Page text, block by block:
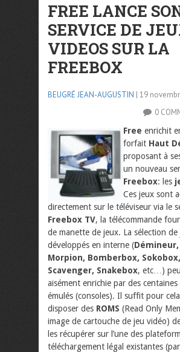
FREE LANCE
SERVICE DE
VIDEOS SUR LA
FREEBOX
BEUGRÉ JEAN-AUGUSTIN | 19
0
Free enrichit
forfait Haut
proposant à
un nouveau
Freebox: les
Ces jeux sont
directement sur le téléviseur via le
Freebox TV, la télécommande
de manette de jeux. La sélection de
développés en interne (
Morpion, Bomberbox, Sokobox,
Scavenger, Snakebox, etc…)
aisément enrichie par des
émulés (consoles). Il suffit pour
disposer des ROMS (Read Only
image de cartouche de jeu vidéo)
les récupérer sur l’une des
téléchargement légal existantes